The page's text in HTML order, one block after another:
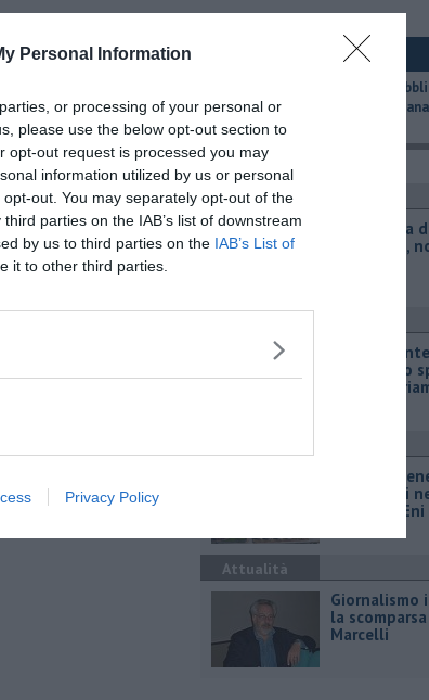
Personal Information
or processing of your personal or
please use the below opt-out section to
opt-out request is processed you may
information utilized by us or personal
out. You may separately opt-out of the
parties on the IAB’s list of downstream
by us to third parties on the IAB’s List of
it to other third parties.
Privacy Policy
- ToscanaMedia.
​Il trasporto
gomma in Toscana
Ultimi articoli
Cronaca
Contagiata
legionella,
Fortini e lo
Hub delle
rinnovabili
deposito Eni
Attualità
Giornalismo
la
Marcelli